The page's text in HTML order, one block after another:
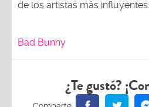
de los artistas más influyentes.
Bad Bunny
¿Te gustó?